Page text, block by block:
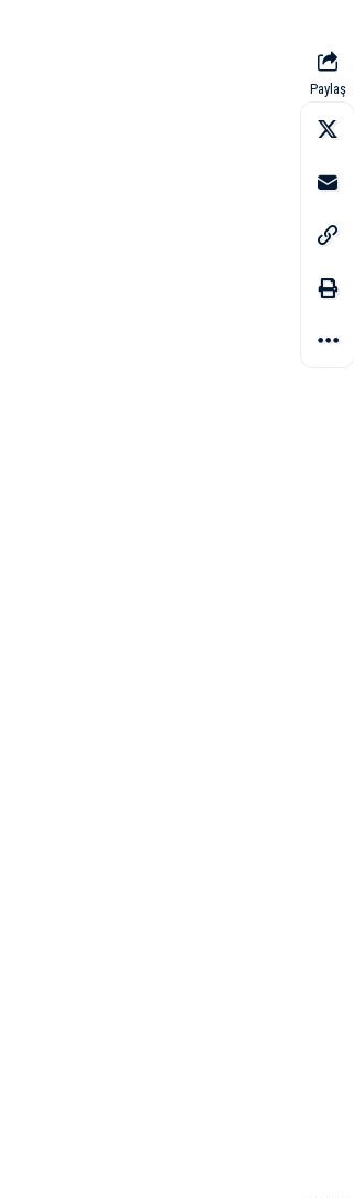
Paylaş